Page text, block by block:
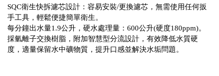
SQC衛生快拆濾芯設計：容易安裝/更換濾芯，無需使用任何扳
手工具，輕鬆便捷簡單衛生。
每分鐘出水量1.9公升，硬水處理量：600公升(硬度180ppm)。
採氫離子交換樹脂，附加智慧型分流設計，有效降低水質硬
度，適量保留水中礦物質，提升口感並解決水垢問題。